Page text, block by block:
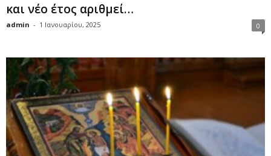
και νέο έτος αριθμεί…
admin - 1 Ιανουαρίου, 2025 0